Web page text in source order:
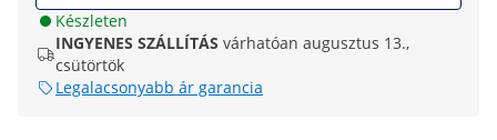
Készleten
INGYENES SZÁLLÍTÁS várhatóan augusztus 13.,
csütörtök
Legalacsonyabb ár garancia